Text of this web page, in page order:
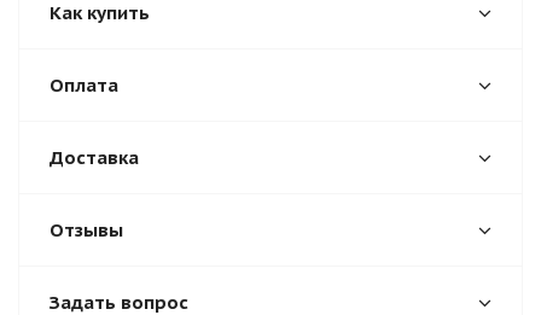
Как купить
Оплата
Доставка
Отзывы
Задать вопрос